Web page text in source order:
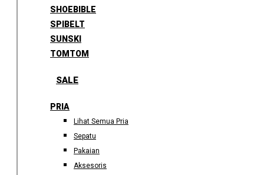
SHOEBIBLE
SPIBELT
SUNSKI
TOMTOM
SALE
PRIA
Lihat Semua Pria
Sepatu
Pakaian
Aksesoris